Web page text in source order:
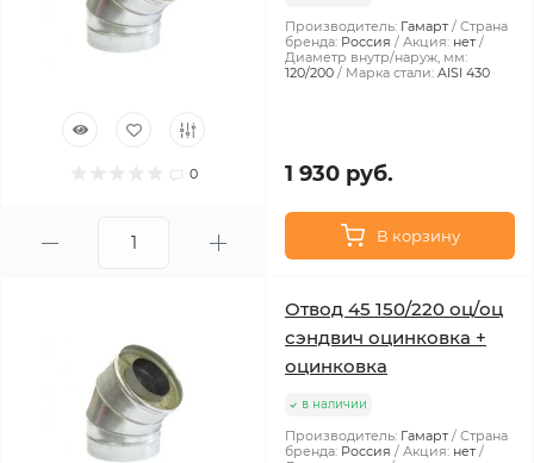
0
Производитель: Гамарт
Страна
бренда: Россия Акция: нет
Диаметр внутр/наруж, мм:
120/200
Марка стали: AISI 430
1 930 руб.
В корзину
Отвод 45 150/220 оц/оц
сэндвич оцинковка +
оцинковка
в наличии
Производитель: Гамарт
Страна
бренда: Россия Акция: нет